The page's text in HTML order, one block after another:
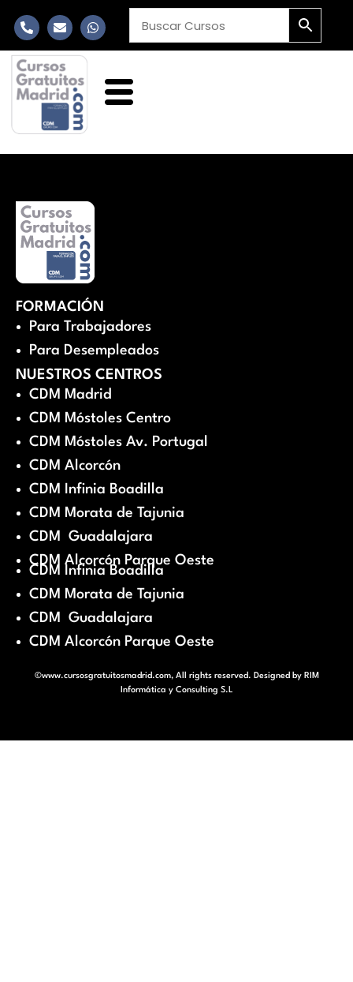
FORMACIÓN
Para Trabajadores
Para Desempleados
NUESTROS CENTROS
CDM Madrid
CDM Móstoles Centro
CDM Móstoles Av. Portugal
CDM Alcorcón
CDM Infinia Boadilla
CDM Morata de Tajunia
CDM Guadalajara
CDM Alcorcón Parque Oeste
CDM Infinia Boadilla
CDM Morata de Tajunia
CDM Guadalajara
CDM Alcorcón Parque Oeste
©www.cursosgratuitosmadrid.com, All rights reserved. Designed by RIM
Informática y Consulting S.L